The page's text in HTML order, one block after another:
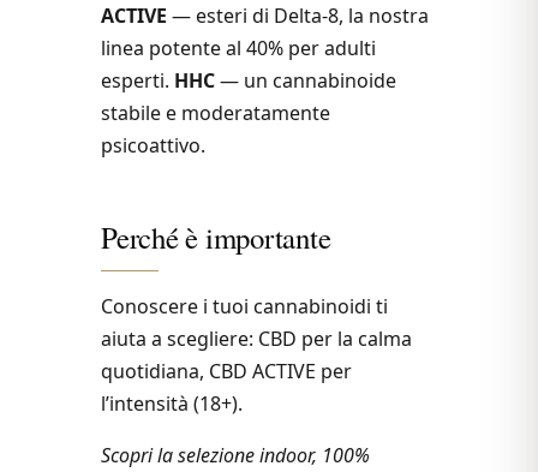
ACTIVE — esteri di Delta-8, la nostra
linea potente al 40% per adulti
esperti. HHC— un cannabinoide
stabile e moderatamente
psicoattivo.
Perché è importante
Conoscere i tuoi cannabinoidi ti
aiuta a scegliere: CBD per la calma
quotidiana, CBD ACTIVE per
l’intensità (18+).
Scopri la selezione indoor, 100%